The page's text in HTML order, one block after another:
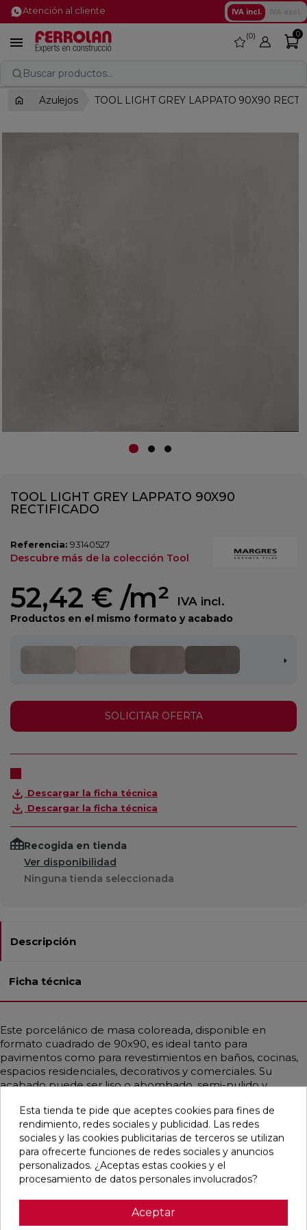
Atención al cliente IVA incl.
 favorite
0 0
Buscar productos...
Azulejos TOOL LIGHT GREY LAPPATO 90X90
TOOL LIGHT GREY LAPPATO 90X90
RECTIFICADO
Referencia: 93140527
Descubre más de la colección Tool
52,42 € /m² IVA incl.
Productos en el mismo formato y acabado
SOLICITAR OFERTA
Descargar la ficha técnica
Descargar la ficha técnica
Recogida en tienda
Ver disponibilidad
Ninguna tienda seleccionada
Descripción
Ficha técnica
Este porcelánico de masa coloreada, disponible en
formato cuadrado de 90x90, es ideal tanto para
pavimentos como para revestimientos en baños, cocinas,
espacios residenciales, decorativos y comerciales. Su
acabado puede ser liso o abombado, semi-pulido y
industrial que simula el cemento, principalmente en un
elegante color gris perla. Es altamente resistente a cargas
pesadas, choques térmicos, hielo, fuego y bacterias.
Además, su instalación, limpieza y remoción son muy
sencillas, lo que lo convierte en una opción práctica y
duradera para cualquier proyecto.
Esta tienda te pide que aceptes cookies para fines de
rendimiento, redes sociales y publicidad. Las redes
sociales y las cookies publicitarias de terceros se utilizan
para ofrecerte funciones de redes sociales y anuncios
personalizados. ¿Aceptas estas cookies y el
procesamiento de datos personales involucrados?
Aceptar